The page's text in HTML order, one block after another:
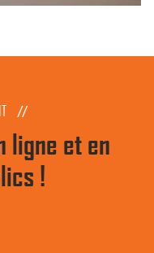
ligne et en
!